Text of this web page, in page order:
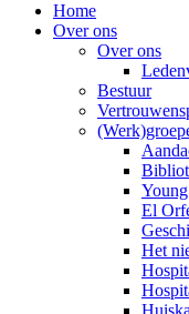
Home
Over ons
Over ons
Bestuur
El
Het